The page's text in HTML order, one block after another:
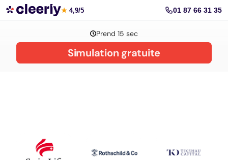
La gestion de patrimoine avec Cleerly
★ 4,9/5 01 87 66 31 35